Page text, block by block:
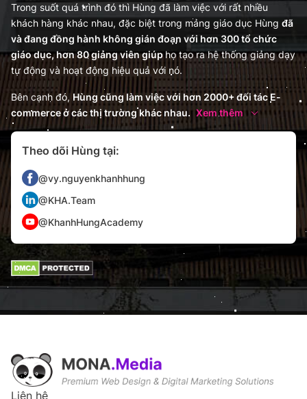
Trong suốt quá trình đó thì Hùng đã làm việc với rất nhiều
khách hàng khác nhau, đặc biệt trong mảng giáo dục Hùng đã
và đang đồng hành không gián đoạn với hơn 300 tổ chức
giáo dục, hơn 80 giảng viên giúphọ tạo ra hệ thống giảng dạy
tự động và hoạt động hiệu quả với nó.
Bên cạnh đó, Hùng cũng làm việc với hơn 2000+ đối tác E-
commerce ở các thị trường khác nhau. Xem thêm
Theo dõi Hùng tại:
@vy.nguyenkhanhhung
@KHA.Team
@KhanhHungAcademy
Liên hệ